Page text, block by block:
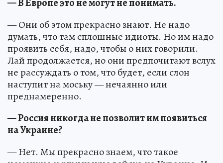
— Они об этом прекрасно знают. Не надо
думать, что там сплошные идиоты. Но им надо
проявить себя, надо, чтобы о них говорили.
Лай продолжается, но они предпочитают вслух
не рассуждать о том, что будет, если слон
наступит на моську — нечаянно или
преднамеренно.
— Россия никогда не позволит им появиться
на Украине?
— Нет. Мы прекрасно знаем, что такое